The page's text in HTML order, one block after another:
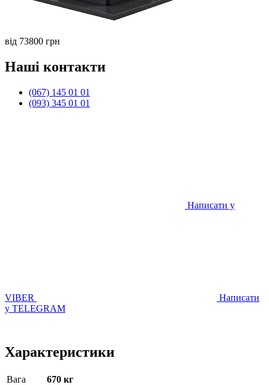
від 73800 грн
Наші контакти
(067) 145 01 01
(093) 345 01 01
Написати у
VIBER
Написати
у TELEGRAM
Характеристики
Вага
670 кг